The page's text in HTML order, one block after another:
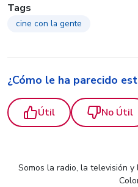
Tags
cine con la gente
¿Cómo le ha parecido
Útil No Útil
Somos la radio, la televisión